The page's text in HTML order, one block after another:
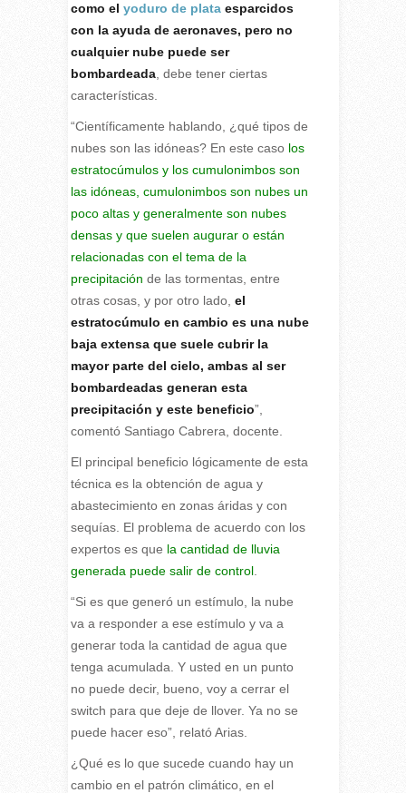
como el yoduro de plataesparcidos
con la ayuda de aeronaves, pero no
cualquier nube puede ser
bombardeada, debe tener ciertas
características.
“Científicamente hablando, ¿qué tipos de
nubes son las idóneas? En este casolos
estratocúmulos y los cumulonimbos son
las idóneas, cumulonimbos son nubes un
poco altas y generalmente son nubes
densas y que suelen augurar o están
relacionadas con el tema de la
precipitación de las tormentas, entre
otras cosas, y por otro lado, el
estratocúmulo en cambio es una nube
baja extensa que suele cubrir la
mayor parte del cielo, ambas al ser
bombardeadas generan esta
precipitación y este beneficio”,
comentó Santiago Cabrera, docente.
El principal beneficio lógicamente de esta
técnica es la obtención de agua y
abastecimiento en zonas áridas y con
sequías. El problema de acuerdo con los
expertos es que la cantidad de lluvia
generada puede salir de control.
“Si es que generó un estímulo, la nube
va a responder a ese estímulo y va a
generar toda la cantidad de agua que
tenga acumulada. Y usted en un punto
no puede decir, bueno, voy a cerrar el
switch para que deje de llover. Ya no se
puede hacer eso”, relató Arias.
¿Qué es lo que sucede cuando hay un
cambio en el patrón climático, en el